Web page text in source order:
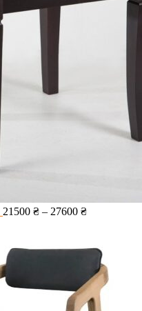
21500 ₴ – 27600 ₴